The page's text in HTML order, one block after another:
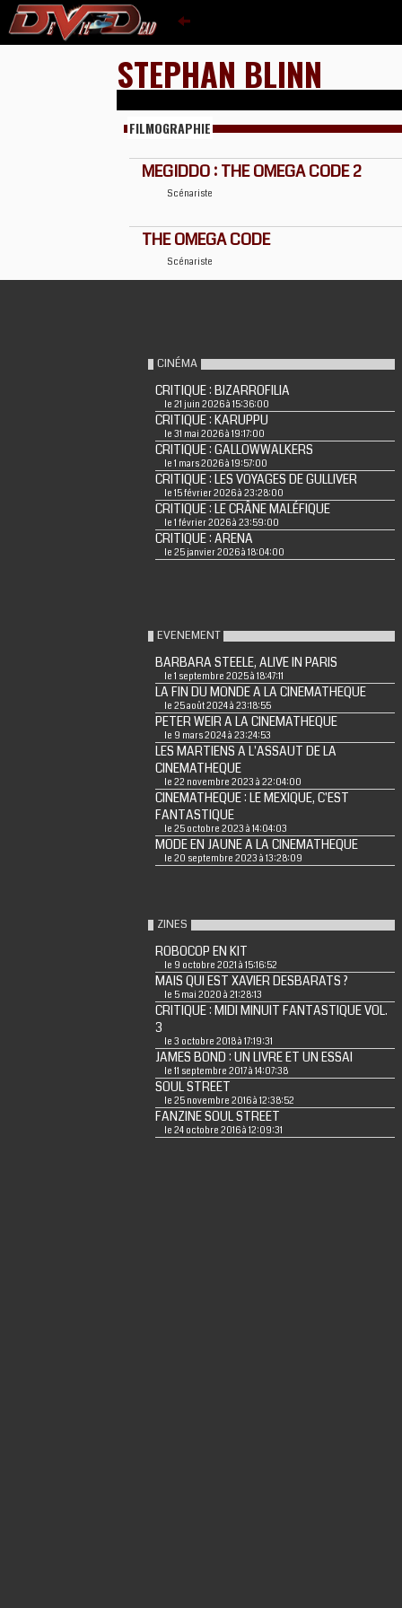
STEPHAN BLINN
FILMOGRAPHIE
MEGIDDO : THE OMEGA CODE 2
Scénariste
THE OMEGA CODE
Scénariste
CINÉMA
CRITIQUE : BIZARROFILIA
le 21 juin 2026 à 15:36:00
CRITIQUE : KARUPPU
le 31 mai 2026 à 19:17:00
CRITIQUE : GALLOWWALKERS
le 1 mars 2026 à 19:57:00
CRITIQUE : LES VOYAGES DE GULLIVER
le 15 février 2026 à 23:28:00
CRITIQUE : LE CRÂNE MALÉFIQUE
le 1 février 2026 à 23:59:00
CRITIQUE : ARENA
le 25 janvier 2026 à 18:04:00
EVENEMENT
BARBARA STEELE, ALIVE IN PARIS
le 1 septembre 2025 à 18:47:11
LA FIN DU MONDE A LA CINEMATHEQUE
le 25 août 2024 à 23:18:55
PETER WEIR A LA CINEMATHEQUE
le 9 mars 2024 à 23:24:53
LES MARTIENS A L'ASSAUT DE LA
CINEMATHEQUE
le 22 novembre 2023 à 22:04:00
CINEMATHEQUE : LE MEXIQUE, C'EST
FANTASTIQUE
le 25 octobre 2023 à 14:04:03
MODE EN JAUNE A LA CINEMATHEQUE
le 20 septembre 2023 à 13:28:09
ZINES
ROBOCOP EN KIT
le 9 octobre 2021 à 15:16:52
MAIS QUI EST XAVIER DESBARATS ?
le 5 mai 2020 à 21:28:13
CRITIQUE : MIDI MINUIT FANTASTIQUE VOL.
3
le 3 octobre 2018 à 17:19:31
JAMES BOND : UN LIVRE ET UN ESSAI
le 11 septembre 2017 à 14:07:38
SOUL STREET
le 25 novembre 2016 à 12:38:52
FANZINE SOUL STREET
le 24 octobre 2016 à 12:09:31